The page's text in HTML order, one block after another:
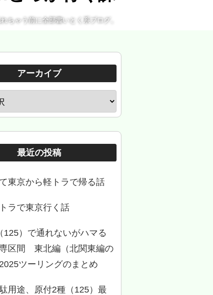
ちゃう前に全部書いとく系ブログ。
アーカイブ
最近の投稿
東京から軽トラで帰る話
ラで東京行く話
125）で通れないがハマる
区間 東北編（北関東編の
ツーリングのまとめ
用途、原付2種（125）最